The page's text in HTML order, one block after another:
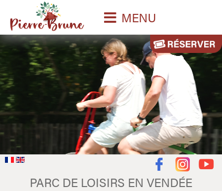
MENU
PARC DE LOISIRS EN VENDÉE